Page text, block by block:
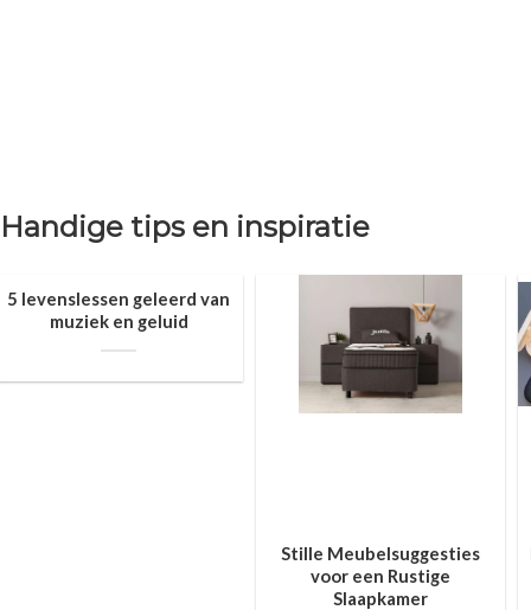
Handige tips en inspiratie
5 levenslessen geleerd van
muziek en geluid
Stille Meubelsuggesties
voor een Rustige
Slaapkamer